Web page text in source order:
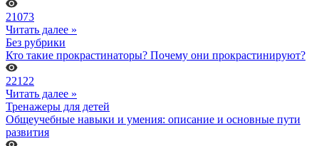
21073
Читать далее »
Без рубрики
Кто такие прокрастинаторы? Почему они прокрастинируют?
22122
Читать далее »
Тренажеры для детей
Общеучебные навыки и умения: описание и основные пути
развития